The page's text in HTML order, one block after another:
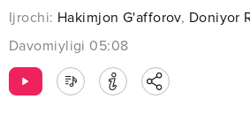
Ijrochi: Hakimjon G'afforov, Doniyor
Davomiyligi 05:08